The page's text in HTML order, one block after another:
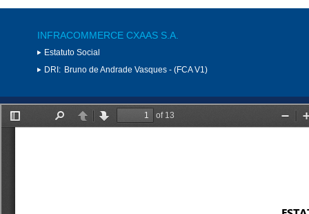
INFRACOMMERCE CXAAS S.A.
Estatuto Social
DRI: Bruno de Andrade Vasques - (FCA V1)